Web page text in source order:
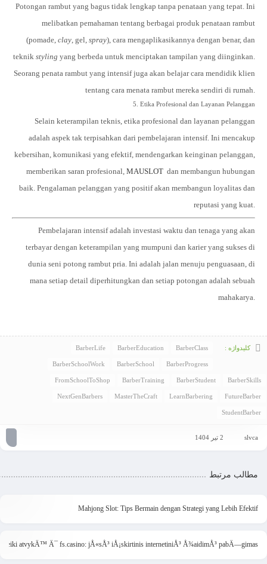
Potongan rambut yang bagus tidak lengkap tanpa penataan yang tepat. Ini
melibatkan pemahaman tentang berbagai produk penataan rambut
(pomade, clay, gel, spray), cara mengaplikasikannya dengan benar, dan
teknik styling yang berbeda untuk menciptakan tampilan yang diinginkan.
Seorang penata rambut yang intensif juga akan belajar cara mendidik klien
tentang cara menata rambut mereka sendiri di rumah.
5. Etika Profesional dan Layanan Pelanggan
Selain keterampilan teknis, etika profesional dan layanan pelanggan
adalah aspek tak terpisahkan dari pembelajaran intensif. Ini mencakup
kebersihan, komunikasi yang efektif, mendengarkan keinginan pelanggan,
memberikan saran profesional, MAUSLOT dan membangun hubungan
baik. Pengalaman pelanggan yang positif akan membangun loyalitas dan
reputasi yang kuat.
Pembelajaran intensif adalah investasi waktu dan tenaga yang akan
terbayar dengan keterampilan yang mumpuni dan karier yang sukses di
dunia seni potong rambut pria. Ini adalah jalan menuju penguasaan, di
mana setiap detail diperhitungkan dan setiap potongan adalah sebuah
mahakarya.
کلیدواژه : BarberClass
BarberEducation
BarberLife
BarberProgress
BarberSchool
BarberSchoolWork
BarberSkills
BarberStudent
BarberTraining
FromSchoolToShop
FutureBarber
LearnBarbering
MasterTheCraft
NextGenBarbers
StudentBarber
slvca 2 تیر 1404
مطالب مرتبط
Mahjong Slot: Tips Bermain dengan Strategi yang Lebih Efektif
Sveiki atvykÄ™ Ä¯ fs.casino: jÅ«sÅ³ iÅ¡skirtinis internetiniÅ³ Å¾aidimÅ³ pabÄ—gimas